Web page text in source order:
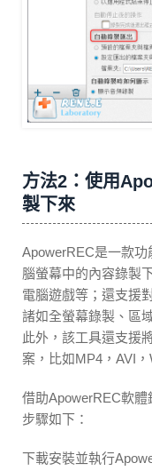
方法2：使用
製下來
ApowerREC是一款
腦螢幕中的內容錄製
電腦遊戲等；還支援
諸如全螢幕錄製、區
此外，該工具還支援
案，比如MP4，AVI
借助ApowerREC軟
步驟如下：
下載安裝並執行